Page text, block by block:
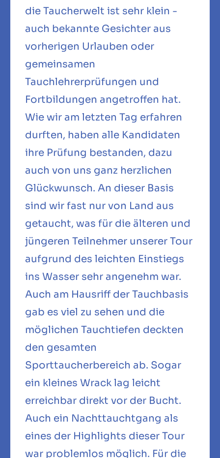
die Taucherwelt ist sehr klein -
auch bekannte Gesichter aus
vorherigen Urlauben oder
gemeinsamen
Tauchlehrerprüfungen und
Fortbildungen angetroffen hat.
Wie wir am letzten Tag erfahren
durften, haben alle Kandidaten
ihre Prüfung bestanden, dazu
auch von uns ganz herzlichen
Glückwunsch. An dieser Basis
sind wir fast nur von Land aus
getaucht, was für die älteren und
jüngeren Teilnehmer unserer Tour
aufgrund des leichten Einstiegs
ins Wasser sehr angenehm war.
Auch am Hausriff der Tauchbasis
gab es viel zu sehen und die
möglichen Tauchtiefen deckten
den gesamten
Sporttaucherbereich ab. Sogar
ein kleines Wrack lag leicht
erreichbar direkt vor der Bucht.
Auch ein Nachttauchtgang als
eines der Highlights dieser Tour
war problemlos möglich. Für die